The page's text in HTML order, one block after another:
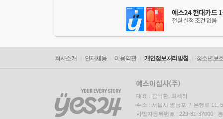
회사소개 인재채용 이용약관 개인정보처리방침 청소년보
대표 : 김석환, 최세라
주소 : 서울시 영등포구 은행로 11,
사업자등록번호 : 229-81-37000